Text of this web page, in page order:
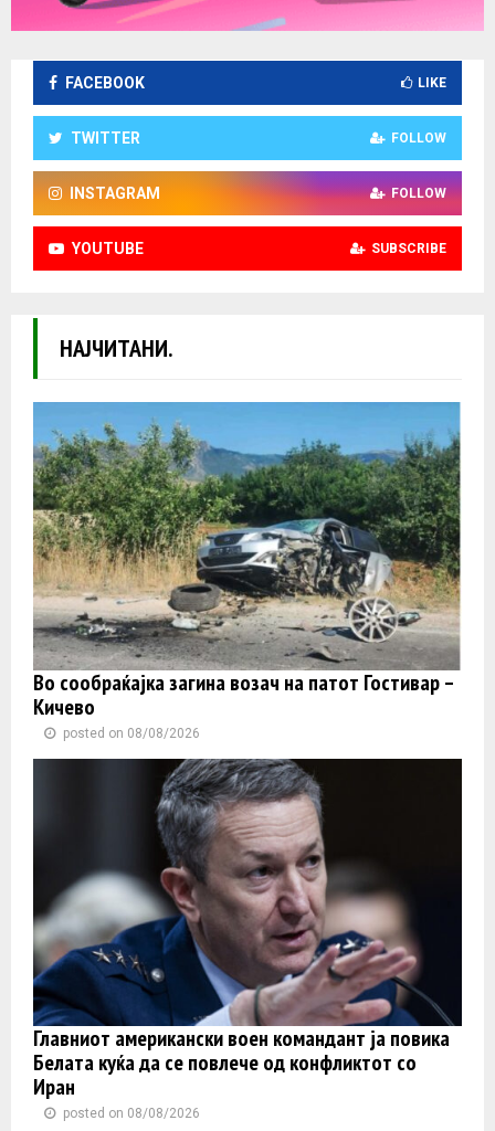
FACEBOOK LIKE
TWITTER FOLLOW
INSTAGRAM FOLLOW
YOUTUBE SUBSCRIBE
НАЈЧИТАНИ.
Во сообраќајка загина возач на патот Гостивар –
Кичево
posted on 08/08/2026
Главниот американски воен командант ја повика
Белата куќа да се повлече од конфликтот со
Иран
posted on 08/08/2026